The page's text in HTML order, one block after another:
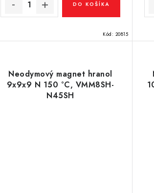
DO KOŠÍKA
Kód: 20815
Neodymový magnet hranol
9x9x9 N 150 °C, VMM8SH-
N45SH